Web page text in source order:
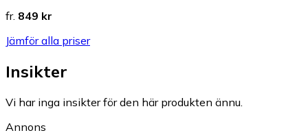
fr. 849 kr
Jämför alla priser
Insikter
Vi har inga insikter för den här produkten ännu.
Annons